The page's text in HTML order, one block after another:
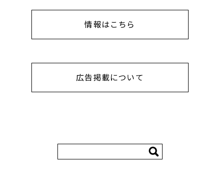
情報はこちら
広告掲載について
索: